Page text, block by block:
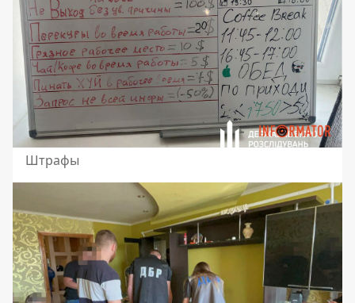
Штрафы